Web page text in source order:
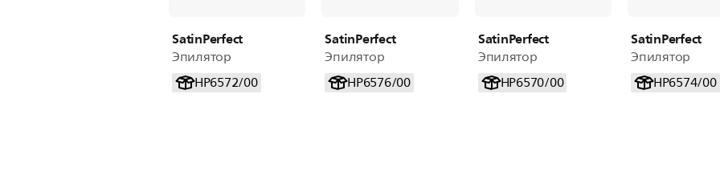
SatinPerfect
Эпилятор
HP6572/00
SatinPerfect
Эпилятор
HP6576/00
SatinPerfect
Эпилятор
HP6570/00
SatinPerfect
Эпилятор
HP6574/00